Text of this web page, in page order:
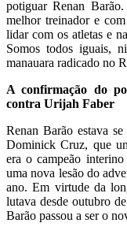
potiguar Renan
melhor treinador e
lidar com os atletas e
Somos todos iguais,
manauara radicado no
A confirmação do
contra Urijah Faber
Renan Barão estava
Dominick Cruz, que
era o campeão
uma nova lesão do
ano. Em virtude da
lutava desde outubro
Barão passou a ser o